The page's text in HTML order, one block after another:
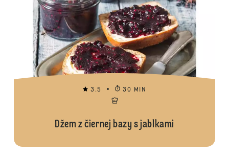
3.5 30 MIN
Džem z čiernej bazy s jablkami